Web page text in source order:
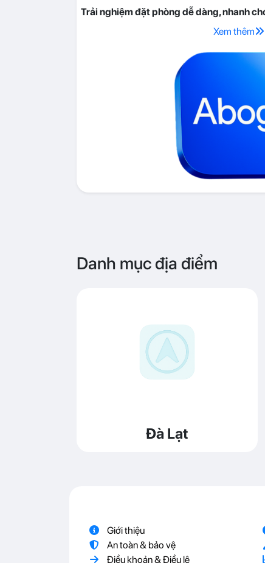
Trải nghiệm đặt phòng dễ dàng, nhanh
Xem thêm
Danh mục địa điểm
Đà Lạt
Giới thiệu
An toàn & bảo vệ
Điều khoản & Điều lệ